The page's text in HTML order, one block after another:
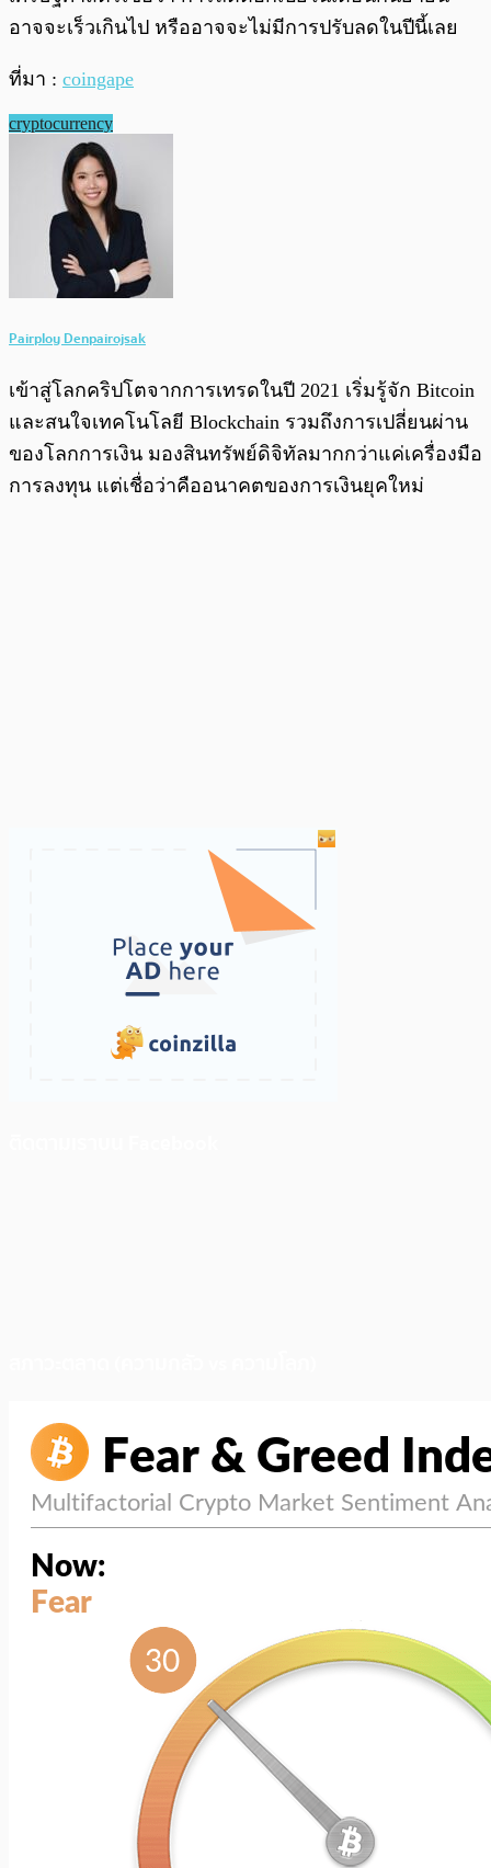
อาจจะเร็วเกินไป หรืออาจจะไม่มีการปรับลดในปีนี้เลย
ที่มา : coingape
cryptocurrency
Pairploy Denpairojsak
เข้าสู่โลกคริปโตจากการเทรดในปี 2021 เริ่มรู้จัก Bitcoin
และสนใจเทคโนโลยี Blockchain รวมถึงการเปลี่ยนผ่าน
ของโลกการเงิน มองสินทรัพย์ดิจิทัลมากกว่าแค่เครื่องมือ
การลงทุน แต่เชื่อว่าคืออนาคตของการเงินยุคใหม่